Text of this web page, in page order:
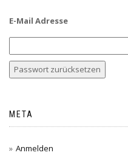
E-Mail Adresse
META
Anmelden